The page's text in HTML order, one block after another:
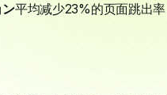
平均减少23%的页面跳出率